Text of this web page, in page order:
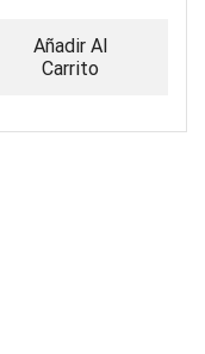
Añadir Al
Carrito